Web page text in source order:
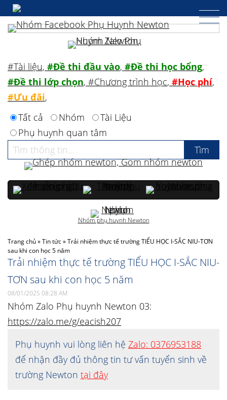
Trang chủ»Tin tức»Trải nhiệm thực tế trường TIỂU HỌC I-SẮC NIU-TƠN
sau khi con học 5 năm
Trải nhiệm thực tế trường TIỂU HỌC I-SẮC NIU-
TƠN sau khi con học 5 năm
08/01/2025 08:28 AM
Nhóm Zalo Phụ huynh Newton 03:
https://zalo.me/g/eacish207
Phụ huynh vui lòng liên hệ Zalo: 0376953188
để nhận đầy đủ thông tin tư vấn tuyển sinh về
trường Newton tại đây
#Tài liệu, #Đề thi đầu vào, #Đề thi học bổng,
#Đề thi lớp chọn, #Chương trình học, #Học phí,
#Ưu đãi,
Tất cả
Nhóm
Tài Liệu
Phụ huynh quan tâm
Nhóm phụ huynh Newton